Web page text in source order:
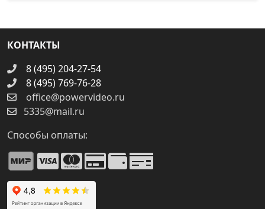
КОНТАКТЫ
8 (495) 204-27-54
8 (495) 769-76-28
office@powervideo.ru
5335@mail.ru
Способы оплаты: